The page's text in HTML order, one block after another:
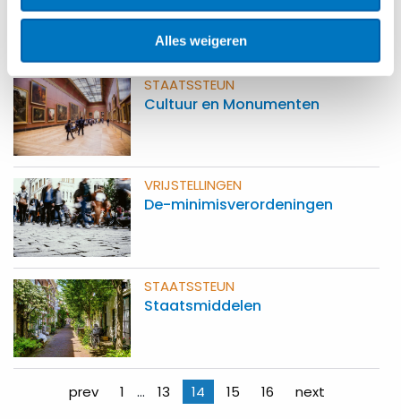
Alles weigeren
STAATSSTEUN
Cultuur en Monumenten
VRIJSTELLINGEN
De-minimis­verordeningen
STAATSSTEUN
Staatsmiddelen
Berichten
prev 1 … 13 14 15 16 next